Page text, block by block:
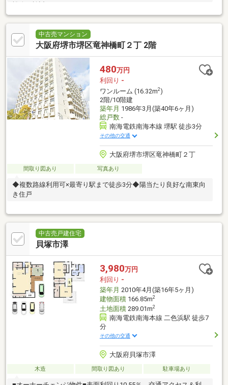
中古売マンション
大阪府堺市堺区竜神橋町２丁 2階
480万円
利回り -
ワンルーム (16.32m2)
2階/10階建
築年月 1986年3月(築40年6ヶ月)
総戸数-
南海電鉄南海本線 堺駅 徒歩3分
その他の交通
大阪府堺市堺区竜神橋町２丁
間取り図あり 写真あり
◆複数路線利用可×最寄り駅まで徒歩3分◆陽当たり良好な南東向
き住戸
中古売戸建住宅
貝塚市澤
3,980万円
利回り -
築年月 2010年4月(築16年5ヶ月)
建物面積166.85m2
土地面積289.01m2
南海電鉄南海本線 二色浜駅 徒歩7
分
その他の交通
大阪府貝塚市澤
木造 間取り図あり 駐車場あり